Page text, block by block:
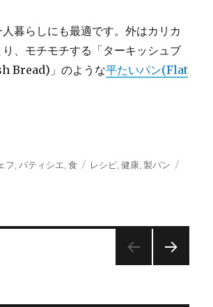
暮らしにも最適です。外はカリカ
り、モチモチする「ターキッシュブ
Bread)」のような平たいパン(Flat
ンの作り方 / 手ごね不要” の
フ パティシエ ,食
タ
レシピ ,健康 ,製パン
作